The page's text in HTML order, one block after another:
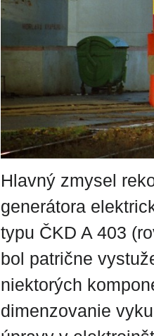
Hlavný zmysel
generátora
typu ČKD A 403
bol patrične
niektorých
dimenzovanie